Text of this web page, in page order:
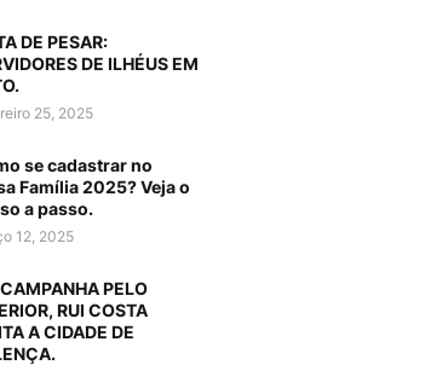
DE PESAR:
DE ILHÉUS EM
25, 2025
se cadastrar no
Família 2025? Veja o
a passo.
12, 2025
PELO
RUI COSTA
A CIDADE DE